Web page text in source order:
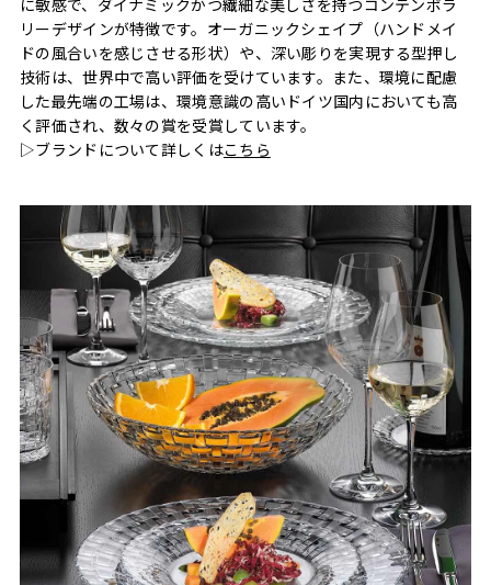
リーデザインが特徴です。オーガニックシェイプ（ハンドメイ
ドの風合いを感じさせる形状）や、深い彫りを実現する型押し
技術は、世界中で高い評価を受けています。また、環境に配慮
した最先端の工場は、環境意識の高いドイツ国内においても高
く評価され、数々の賞を受賞しています。
▷ブランドについて詳しくはこちら